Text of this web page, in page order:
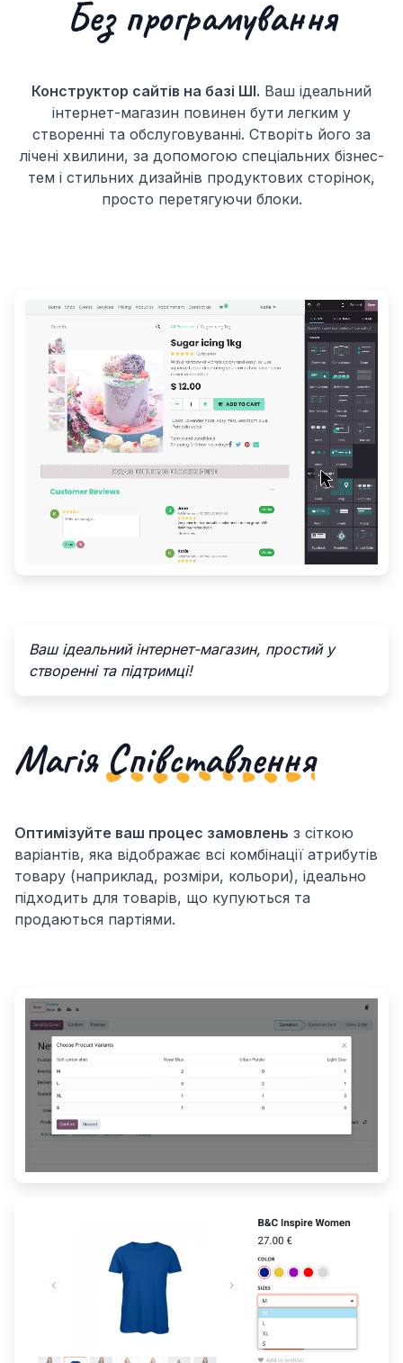
Без програмування
Конструктор сайтів на базі ШІ. Ваш ідеальний
інтернет-магазин повинен бути легким у
створенні та обслуговуванні. Створіть його за
лічені хвилини, за допомогою спеціальних бізнес-
тем і стильних дизайнів продуктових сторінок,
просто перетягуючи блоки.
Ваш ідеальний інтернет-магазин, простий у
створенні та підтримці!
МагіяСпівставлення
Оптимізуйте ваш процес замовлень з сіткою
варіантів, яка відображає всі комбінації атрибутів
товару (наприклад, розміри, кольори), ідеально
підходить для товарів, що купуються та
продаються партіями.